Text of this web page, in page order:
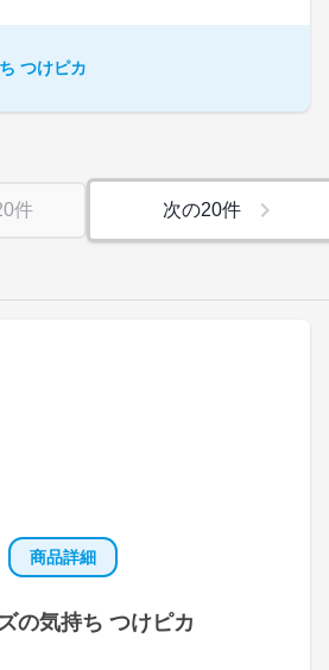
商品詳細
の気持ち つけピカ
つけピカ
件 次の20件